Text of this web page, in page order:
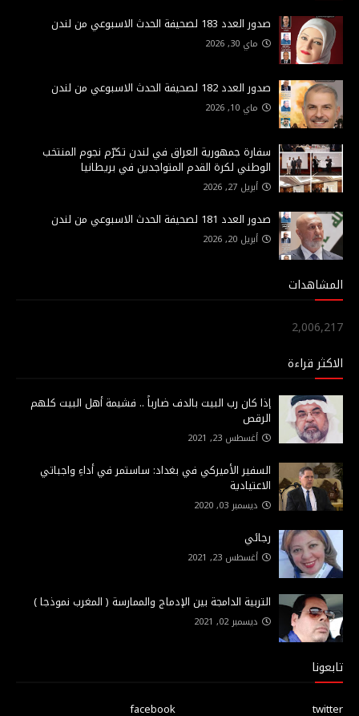
صدور العدد 183 لصحيفة الحدث الاسبوعي من لندن
ماي 30, 2026
صدور العدد 182 لصحيفة الحدث الاسبوعي من لندن
ماي 10, 2026
سفارة جمهورية العراق في لندن تكرّم نجوم المنتخب
الوطني لكرة القدم المتواجدين في بريطانيا
أبريل 27, 2026
صدور العدد 181 لصحيفة الحدث الاسبوعي من لندن
أبريل 20, 2026
المشاهدات
2,006,217
الاكثر قراءة
إذا كان رب البيت بالدف ضارباً .. فشيمة أهل البيت كلهم
الرقص
أغسطس 23, 2021
السفير الأميركي في بغداد: ساستمر في أداءِ واجباتي
الاعتيادية
ديسمبر 03, 2020
رجائي
أغسطس 23, 2021
التربية الدامجة بين الإدماج والممارسة ( المغرب نموذجا )
ديسمبر 02, 2021
تابعونا
facebook twitter